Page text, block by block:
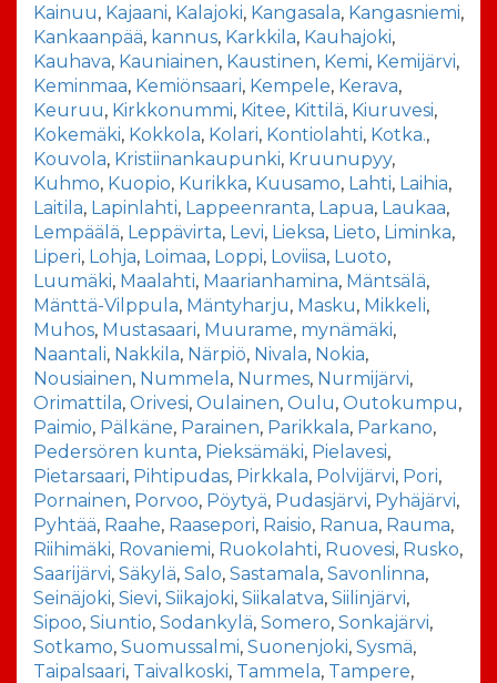
Kainuu, Kajaani, Kalajoki, Kangasala, Kangasniemi,
Kankaanpää, kannus, Karkkila, Kauhajoki,
Kauhava, Kauniainen, Kaustinen, Kemi, Kemijärvi,
Keminmaa, Kemiönsaari, Kempele, Kerava,
Keuruu, Kirkkonummi, Kitee, Kittilä, Kiuruvesi,
Kokemäki, Kokkola, Kolari, Kontiolahti, Kotka.,
Kouvola, Kristiinankaupunki, Kruunupyy,
Kuhmo, Kuopio, Kurikka, Kuusamo, Lahti, Laihia,
Laitila, Lapinlahti, Lappeenranta, Lapua, Laukaa,
Lempäälä, Leppävirta, Levi, Lieksa, Lieto, Liminka,
Liperi, Lohja, Loimaa, Loppi, Loviisa, Luoto,
Luumäki, Maalahti, Maarianhamina, Mäntsälä,
Mänttä-Vilppula, Mäntyharju, Masku, Mikkeli,
Muhos, Mustasaari, Muurame, mynämäki,
Naantali, Nakkila, Närpiö, Nivala, Nokia,
Nousiainen, Nummela, Nurmes, Nurmijärvi,
Orimattila, Orivesi, Oulainen, Oulu, Outokumpu,
Paimio, Pälkäne, Parainen, Parikkala, Parkano,
Pedersören kunta, Pieksämäki, Pielavesi,
Pietarsaari, Pihtipudas, Pirkkala, Polvijärvi, Pori,
Pornainen, Porvoo, Pöytyä, Pudasjärvi, Pyhäjärvi,
Pyhtää, Raahe, Raasepori, Raisio, Ranua, Rauma,
Riihimäki, Rovaniemi, Ruokolahti, Ruovesi, Rusko,
Saarijärvi, Säkylä, Salo, Sastamala, Savonlinna,
Seinäjoki, Sievi, Siikajoki, Siikalatva, Siilinjärvi,
Sipoo, Siuntio, Sodankylä, Somero, Sonkajärvi,
Sotkamo, Suomussalmi, Suonenjoki, Sysmä,
Taipalsaari, Taivalkoski, Tammela, Tampere,